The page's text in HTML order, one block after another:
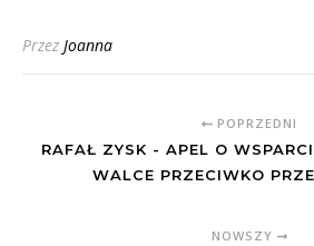
Przez Joanna
POPRZEDNI
RAFAŁ ZYSK - APEL O
WALCE PRZECIWKO
NOWSZY